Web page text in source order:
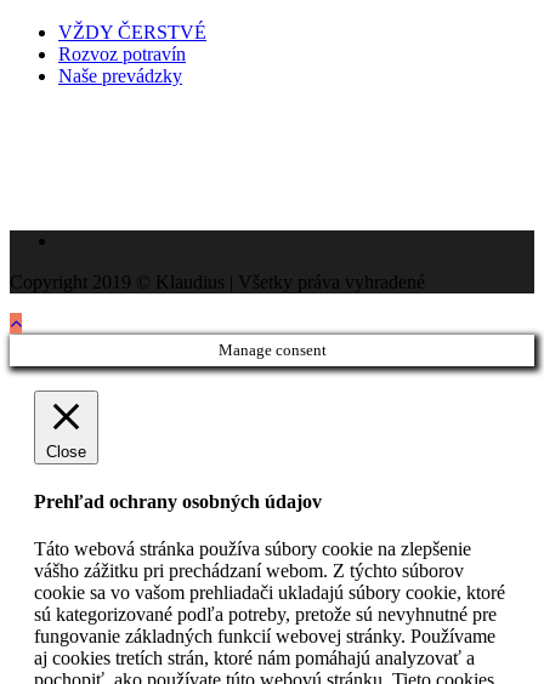
VŽDY ČERSTVÉ
Rozvoz potravín
Naše prevádzky
Copyright 2019 © Klaudius | Všetky práva vyhradené
Manage consent
Close
Prehľad ochrany osobných údajov
Táto webová stránka používa súbory cookie na zlepšenie
vášho zážitku pri prechádzaní webom. Z týchto súborov
cookie sa vo vašom prehliadači ukladajú súbory cookie, ktoré
sú kategorizované podľa potreby, pretože sú nevyhnutné pre
fungovanie základných funkcií webovej stránky. Používame
aj cookies tretích strán, ktoré nám pomáhajú analyzovať a
pochopiť, ako používate túto webovú stránku. Tieto cookies